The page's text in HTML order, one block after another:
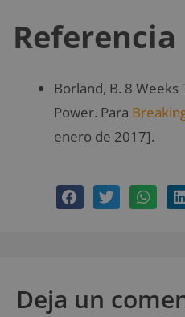
Referencia
Borland, B. 8 Weeks
Power. Para
enero de 2017].
Deja un